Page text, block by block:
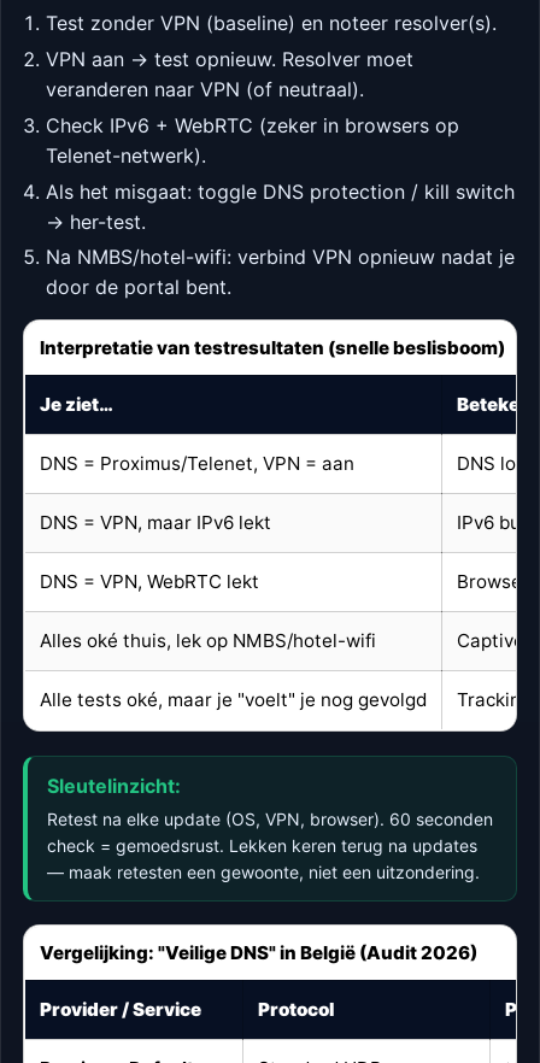
Test zonder VPN (baseline) en noteer resolver(s).
VPN aan → test opnieuw. Resolver moet
veranderen naar VPN (of neutraal).
Check IPv6 + WebRTC (zeker in browsers op
Telenet-netwerk).
Als het misgaat: toggle DNS protection / kill switch
→ her-test.
Na NMBS/hotel-wifi: verbind VPN opnieuw nadat je
door de portal bent.
Interpretatie van testresultaten (snelle beslisboom)
Je ziet…
DNS = Proximus/Telenet, VPN = aan DNS
DNS = VPN, maar IPv6 lekt IPv6
DNS = VPN, WebRTC lekt Browser-
Alles oké thuis, lek op NMBS/hotel-wifi Captive
Alle tests oké, maar je "voelt" je nog gevolgd Tracking
Sleutelinzicht:
Retest na elke update (OS, VPN, browser). 60 seconden
check = gemoedsrust. Lekken keren terug na updates
— maak retesten een gewoonte, niet een uitzondering.
Vergelijking: "Veilige DNS" in België (Audit 2026)
Provider / Service Protocol